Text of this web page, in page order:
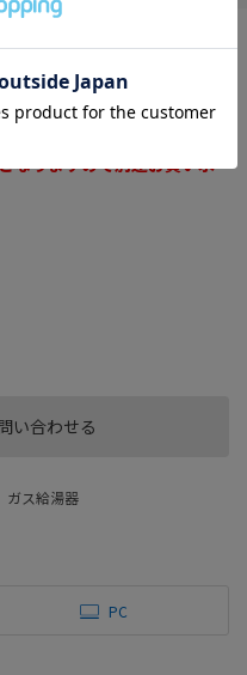
い合わせる
い。
なりますので別途お買い求
ガス給湯器
PC